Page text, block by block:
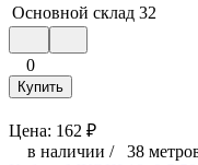
Основной склад 32
0
Купить
Цена: 162 ₽
в наличии / 38